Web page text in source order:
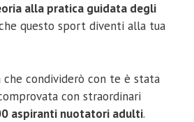
alla pratica guidata degli
questo sport diventi alla tua
che condividerò con te è stata
con straordinari
aspiranti nuotatori adulti.